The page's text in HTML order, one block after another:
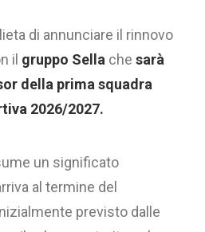
di annunciare il rinnovo
il gruppo Sella che sarà
della prima squadra
2026/2027.
un significato
al termine del
previsto dalle